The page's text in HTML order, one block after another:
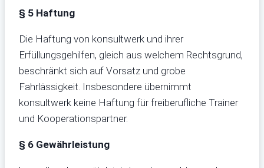
§ 5 Haftung
Die Haftung von konsultwerk und ihrer
Erfüllungsgehilfen, gleich aus welchem Rechtsgrund,
beschränkt sich auf Vorsatz und grobe
Fahrlässigkeit. Insbesondere übernimmt
konsultwerk keine Haftung für freiberufliche Trainer
und Kooperationspartner.
§ 6 Gewährleistung